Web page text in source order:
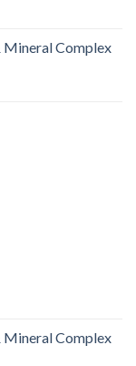
Mineral Complex
Mineral Complex